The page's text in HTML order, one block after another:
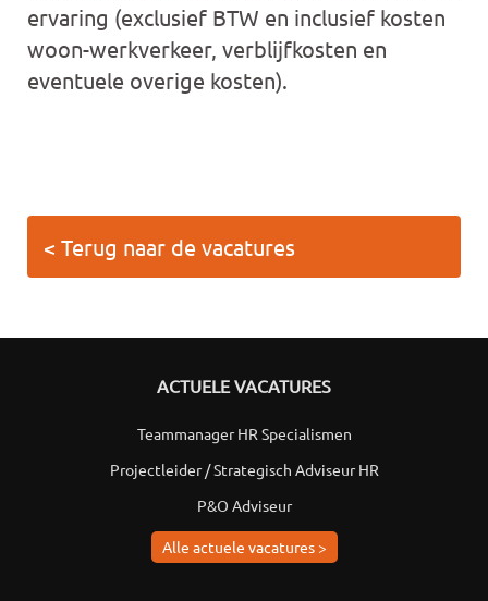
ervaring (exclusief BTW en inclusief kosten
woon-werkverkeer, verblijfkosten en
eventuele overige kosten).
< Terug naar de vacatures
ACTUELE VACATURES
Teammanager HR Specialismen
Projectleider / Strategisch Adviseur HR
P&O Adviseur
Alle actuele vacatures >